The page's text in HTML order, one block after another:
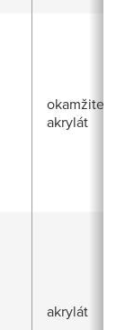
okamžite
akrylát
akrylát